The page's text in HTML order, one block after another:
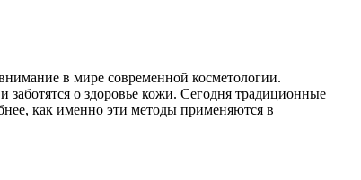
в мире современной косметологии.
заботятся о здоровье кожи. Сегодня традиционные
как именно эти методы применяются в